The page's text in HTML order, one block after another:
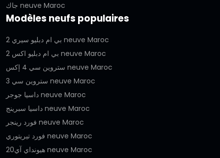
جاك neuve Maroc
Modèles neufs populaires
بي ام دبليو سيري 2 neuve Maroc
بي ام دبليو اكس 2 neuve Maroc
ستروين سي 4 إكس neuve Maroc
ستروين سي 3 neuve Maroc
داسيا جوجر neuve Maroc
داسيا سبرينج neuve Maroc
فورد رينجر neuve Maroc
فورد تيريتوري neuve Maroc
هيونداي آي20 neuve Maroc